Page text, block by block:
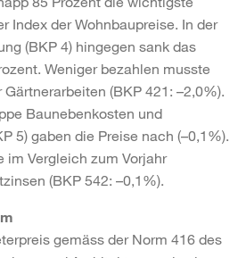
Index der Wohnbaupreise. In der
(BKP 4) hingegen sank das
Weniger bezahlen musste
(BKP 421: –2,0%).
Baunebenkosten und
5) gaben die Preise nach (–0,1%).
im Vergleich zum Vorjahr
(BKP 542: –0,1%).
gemäss der Norm 416 des